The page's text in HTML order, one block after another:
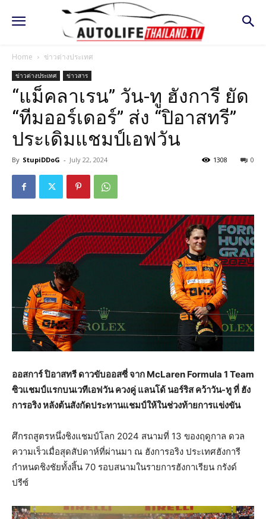
Home ข่าวต่างประเทศ
ข่าวต่างประเทศ ข่าวสาร
“แม็คลาเรน” วัน-ทู ฮังการี ยัด
“ทีมออร์เดอร์” ส่ง “ปิอาสทรี”
ประเดิมแชมป์เอฟวัน
By StupiDDoG - July 22, 2024 0
1308
ออสการ์ ปิอาสทรี ดาวขับออสซี่ จาก McLaren Formula 1 Team
ซิวแชมป์แรกบนเวทีเอฟวัน ควงคู่ แลนโด้ นอร์ริส คว้าวัน-ทู ที่ ฮัง
การอริง หลังต้นสังกัดประทานแชมป์ให้ในช่วงท้ายการแข่งขัน
ศึกรถสูตรหนึ่งชิงแชมป์โลก 2024 สนามที่ 13 ของฤดูกาล ดวล
ความเร็วเมื่อสุดสัปดาห์ที่ผ่านมา ณ ฮังการอริง ประเทศฮังการี
กำหนดชิงชัยทั้งสิ้น 70 รอบสนามในรายการฮังกาเรียน กรังด์
ปรีซ์